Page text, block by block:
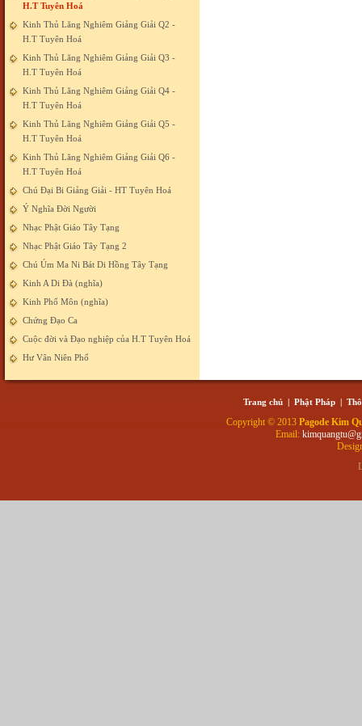
H.T Tuyên Hoá
Kinh Thủ Lăng Nghiêm Giảng Giải Q2 -
H.T Tuyên Hoá
Kinh Thủ Lăng Nghiêm Giảng Giải Q3 -
H.T Tuyên Hoá
Kinh Thủ Lăng Nghiêm Giảng Giải Q4 -
H.T Tuyên Hoá
Kinh Thủ Lăng Nghiêm Giảng Giải Q5 -
H.T Tuyên Hoá
Kinh Thủ Lăng Nghiêm Giảng Giải Q6 -
H.T Tuyên Hoá
Chú Đại Bi Giảng Giải - HT Tuyên Hoá
Ý Nghĩa Đời Người
Nhạc Phật Giáo Tây Tạng
Nhạc Phật Giáo Tây Tạng 2
Chú Úm Ma Ni Bát Di Hồng Tây Tạng
Kinh A Di Đà (nghĩa)
Kinh Phổ Môn (nghĩa)
Chứng Đạo Ca
Cuộc đời và Đạo nghiệp của H.T Tuyên Hoá
Hư Vân Niên Phổ
Trang chủ | Phật Pháp |
Copyright © 2013 Pagode Kim
Email: